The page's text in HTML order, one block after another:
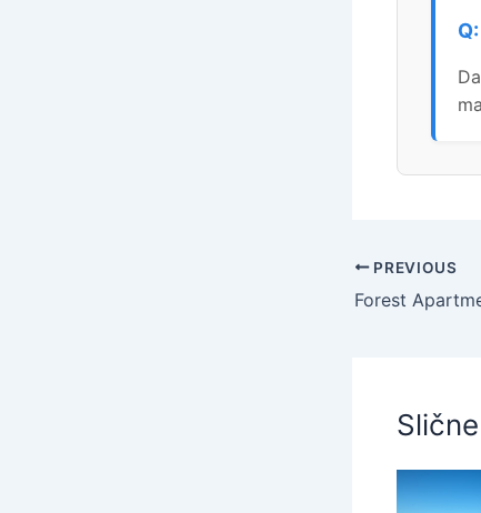
PREVIOUS